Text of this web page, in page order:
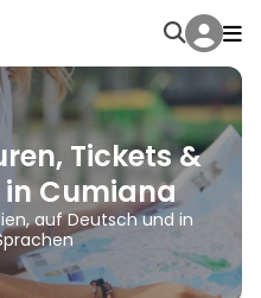
Tickets &
Cumiana
auf Deutsch und in